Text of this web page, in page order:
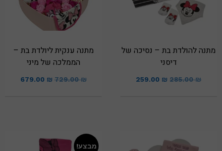
מתנה להולדת בת – נסיכה של
דיסני
285.00₪
259.00 ₪
מתנה ענקית ליולדת בת –
הממלכה של מיני
729.00₪
679.00 ₪
מבצע!